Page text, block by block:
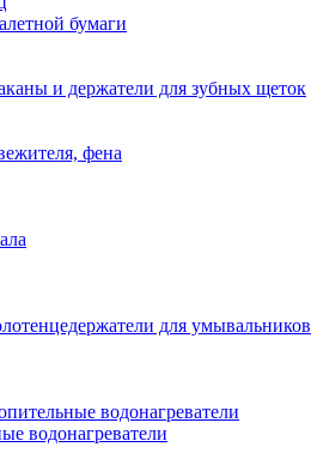
бумаги
и держатели для зубных щеток
фена
для умывальников
водонагреватели
водонагреватели